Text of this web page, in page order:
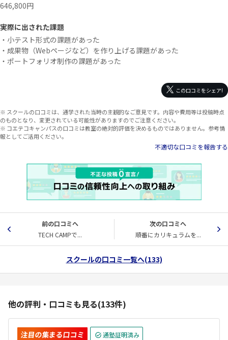
646,800円
実際に出された課題
・小テスト形式の課題があった
・成果物（Webページなど）を作り上げる課題があった
・ポートフォリオ制作の課題があった
この口コミをシェア!
※ スクールの口コミは、通学された当時の主観的なご意見です。内容や費用等は投稿時点
のものとなり、変更されている可能性がありますのでご注意ください。
※ コエテコキャンパスの口コミは教室の絶対的評価を決めるものではありません。参考情
報としてご活用ください。
不適切な口コミを報告する
前の口コミへ
TECH CAMPで...
次の口コミへ
順番にカリキュラムを...
スクールの口コミ一覧へ(133)
他の評判・口コミも見る(133件)
注目の集まる口コミ
通塾証明済み